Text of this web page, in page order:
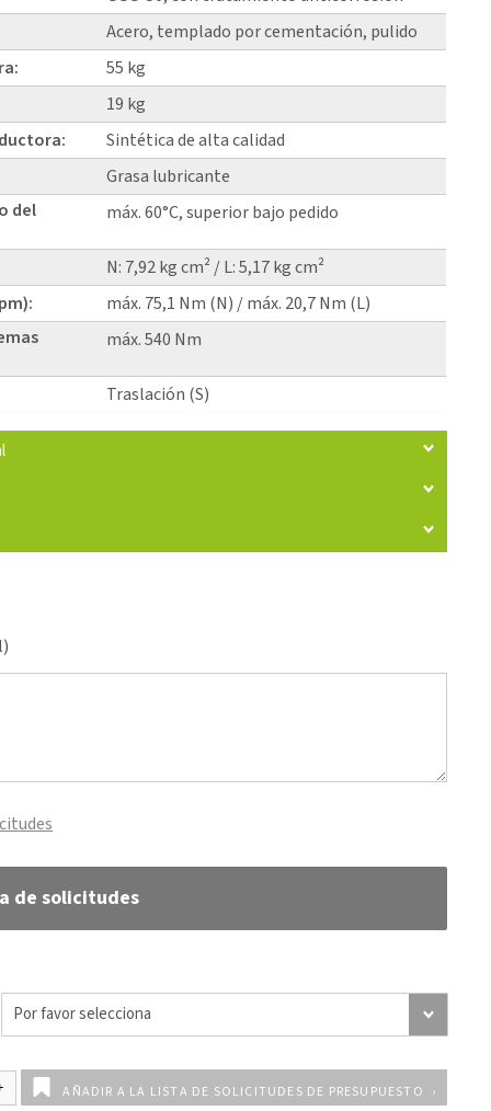
Acero, templado por cementación, pulido
55 kg
19 kg
Sintética de alta calidad
Grasa lubricante
del
máx. 60°C, superior bajo pedido
N: 7,92 kg cm² / L: 5,17 kg cm²
máx. 75,1 Nm (N) / máx. 20,7 Nm (L)
máx. 540 Nm
Traslación (S)
de solicitudes
AÑADIR A LA LISTA DE SOLICITUDES DE PRESUPUESTO